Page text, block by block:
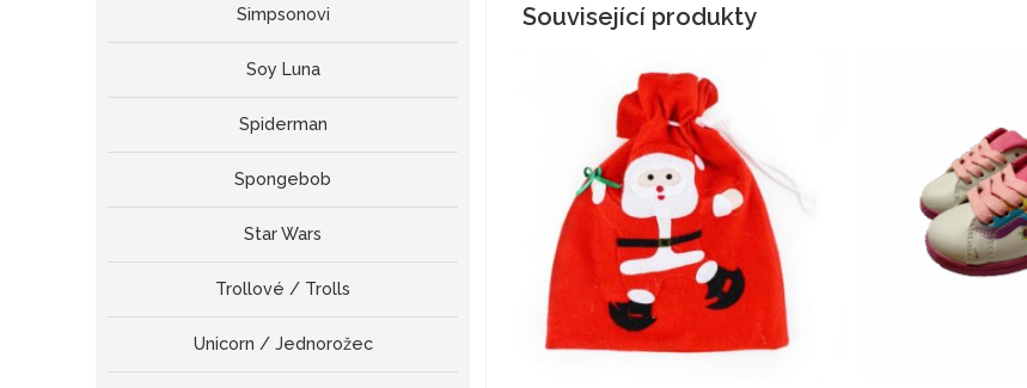
Související produkty
Simpsonovi
Soy Luna
Spiderman
Spongebob
Star Wars
Trollové / Trolls
Unicorn / Jednorožec